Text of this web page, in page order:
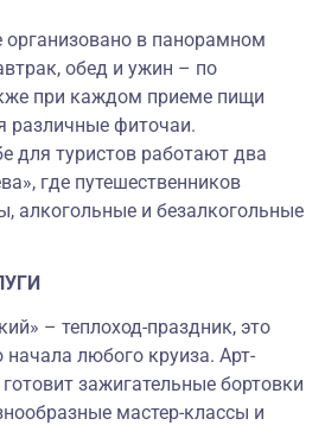
организовано в панорамном
обед и ужин – по
при каждом приеме пищи
различные фиточаи.
для туристов работают два
где путешественников
алкогольные и безалкогольные
– теплоход-праздник, это
начала любого круиза. Арт-
зажигательные бортовки
мастер-классы и